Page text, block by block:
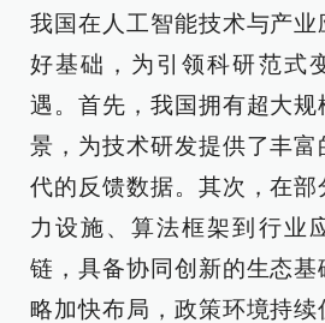
我国在人工智能技术与产业
好基础，为引领科研范式
遇。首先，我国拥有超大
景，为技术研发提供了丰富
代的反馈数据。其次，在
力设施、算法框架到行业
链，具备协同创新的生态
略加快布局，政策环境持